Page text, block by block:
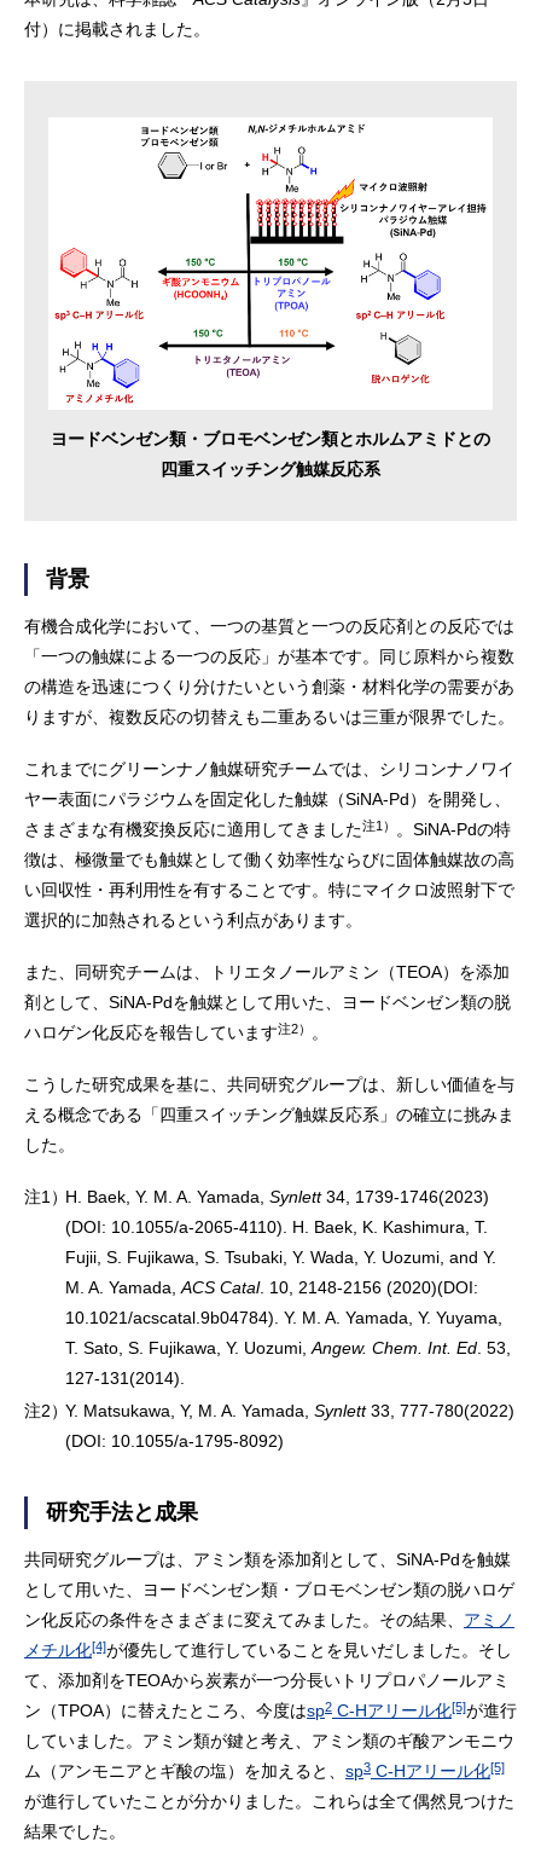
付）に掲載されました。
ヨードベンゼン類・ブロモベンゼン類とホルムアミドとの
四重スイッチング触媒反応系
背景
有機合成化学において、一つの基質と一つの反応剤との反応では
「一つの触媒による一つの反応」が基本です。同じ原料から複数
の構造を迅速につくり分けたいという創薬・材料化学の需要があ
りますが、複数反応の切替えも二重あるいは三重が限界でした。
これまでにグリーンナノ触媒研究チームでは、シリコンナノワイ
ヤー表面にパラジウムを固定化した触媒（SiNA-Pd）を開発し、
さまざまな有機変換反応に適用してきました注1）
。SiNA-Pdの特
徴は、極微量でも触媒として働く効率性ならびに固体触媒故の高
い回収性・再利用性を有することです。特にマイクロ波照射下で
選択的に加熱されるという利点があります。
また、同研究チームは、トリエタノールアミン（TEOA）を添加
剤として、SiNA-Pdを触媒として用いた、ヨードベンゼン類の脱
ハロゲン化反応を報告しています注2） 。
こうした研究成果を基に、共同研究グループは、新しい価値を与
える概念である「四重スイッチング触媒反応系」の確立に挑みま
した。
注1）H. Baek, Y. M. A. Yamada, Synlett34, 1739-1746(2023)
(DOI: 10.1055/a-2065-4110). H. Baek, K. Kashimura, T.
Fujii, S. Fujikawa, S. Tsubaki, Y. Wada, Y. Uozumi, and Y.
M. A. Yamada, ACS Catal. 10, 2148-2156 (2020)(DOI:
10.1021/acscatal.9b04784). Y. M. A. Yamada, Y. Yuyama,
T. Sato, S. Fujikawa, Y. Uozumi, Angew. Chem. Int. Ed. 53,
127-131(2014).
注2）Y. Matsukawa, Y, M. A. Yamada, Synlett33, 777-780(2022)
(DOI: 10.1055/a-1795-8092)
研究手法と成果
共同研究グループは、アミン類を添加剤として、SiNA-Pdを触媒
として用いた、ヨードベンゼン類・ブロモベンゼン類の脱ハロゲ
ン化反応の条件をさまざまに変えてみました。その結果、 アミノ
メチル化[4]が優先して進行していることを見いだしました。そし
て、添加剤をTEOAから炭素が一つ分長いトリプロパノールアミ
ン（TPOA）に替えたところ、今度はsp2 C-Hアリール化[5]が進行
していました。アミン類が鍵と考え、アミン類のギ酸アンモニウ
ム（アンモニアとギ酸の塩）を加えると、 sp3 C-Hアリール化[5]
が進行していたことが分かりました。これらは全て偶然見つけた
結果でした。